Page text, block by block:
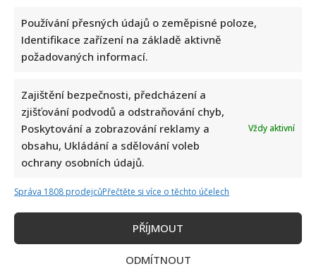
Používání přesných údajů o zeměpisné poloze,
Identifikace zařízení na základě aktivně
požadovaných informací.
Zajištění bezpečnosti, předcházení a
zjišťování podvodů a odstraňování chyb,
Poskytování a zobrazování reklamy a
obsahu, Ukládání a sdělování voleb
ochrany osobních údajů.
Vždy aktivní
Správa 1808 prodejcůPřečtěte si více o těchto účelech
PŘÍJMOUT
ODMÍTNOUT
Leoš Mareš odhalil, kolik stojí synovo studium na Floridě:
Jde o více než milion ročně